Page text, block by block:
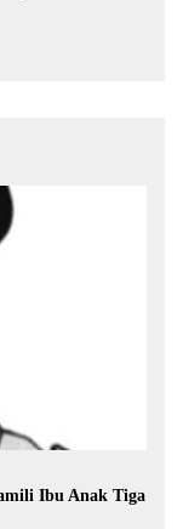
Ibu Anak Tiga